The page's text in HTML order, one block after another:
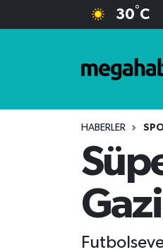
30°C
YAZDIĞI 242 OYDAN 174
HABERLER
Süper Lig Puan
Tüm Manşetler
Son Dakika Haberleri
Haber Arşivi